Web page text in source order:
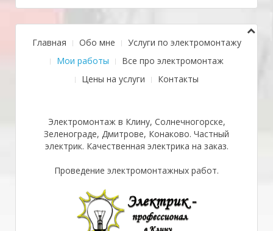
Главная Обо мне
Услуги по электромонтажу
Мои работы
Все про электромонтаж
Цены на услуги
Контакты
Электромонтаж в Клину, Солнечногорске,
Зеленограде, Дмитрове, Конаково. Частный
электрик. Качественная электрика на заказ.
Проведение электромонтажных работ.